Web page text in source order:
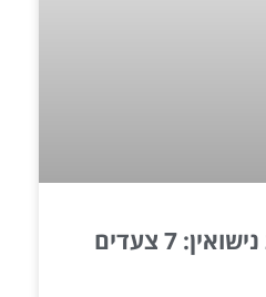
לימוזינה להצעת נישואין: 7 צעדים